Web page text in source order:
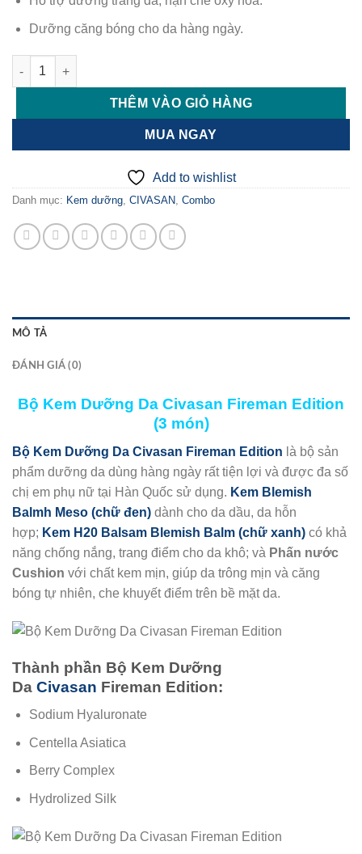
Dưỡng căng bóng cho da hàng ngày.
Bộ Kem Dưỡng Da Civasan Fireman Edition (3 món) số lượng
THÊM VÀO GIỎ HÀNG
MUA NGAY
Add to wishlist
Danh mục: Kem dưỡng, CIVASAN, Combo
MÔ TẢ
ĐÁNH GIÁ (0)
Bộ Kem Dưỡng Da Civasan Fireman Edition
(3 món)
Bộ Kem Dưỡng Da Civasan Fireman Edition là bộ sản
phẩm dưỡng da dùng hàng ngày rất tiện lợi và được đa số
chị em phụ nữ tại Hàn Quốc sử dụng. Kem Blemish
Balmh Meso (chữ đen) dành cho da dầu, da hỗn
hợp; Kem H20 Balsam Blemish Balm (chữ xanh) có khả
năng chống nắng, trang điểm cho da khô; và Phấn nước
Cushion với chất kem mịn, giúp da trông mịn và căng
bóng tự nhiên, che khuyết điểm trên bề mặt da.
Thành phần Bộ Kem Dưỡng
Da Civasan Fireman Edition:
Sodium Hyaluronate
Centella Asiatica
Berry Complex
Hydrolized Silk